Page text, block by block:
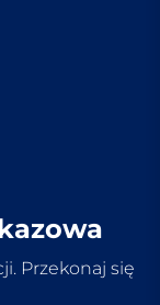
Przekonaj się